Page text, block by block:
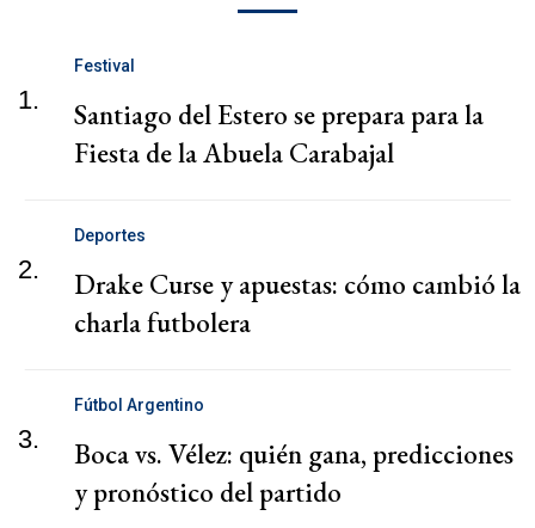
1.
Festival
Santiago del Estero se prepara para la
Fiesta de la Abuela Carabajal
2.
Deportes
Drake Curse y apuestas: cómo cambió la
charla futbolera
3.
Fútbol Argentino
Boca vs. Vélez: quién gana, predicciones
y pronóstico del partido